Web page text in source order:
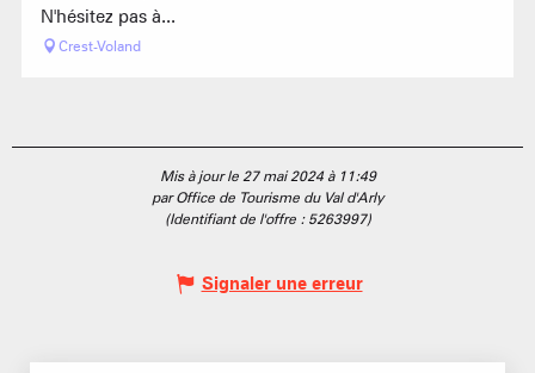
N'hésitez pas à...
Crest-Voland
Mis à jour le 27 mai 2024 à 11:49
par Office de Tourisme du Val d'Arly
(Identifiant de l'offre : 5263997)
Signaler une erreur